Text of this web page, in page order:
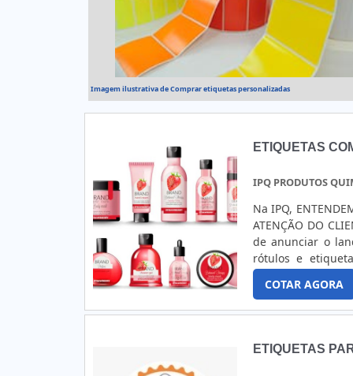
multidisciplinar
experiência para
Imagem ilustrativa de Comprar etiquetas personalizadas
ETIQUETAS
IPQ PRODUTOS
Na IPQ,
ATENÇÃO DO
de anunciar o
rótulos e
branco ou
priorizamos o
para garantir
ambiente,
reciclagens
COTAR AGORA
ETIQUETAS